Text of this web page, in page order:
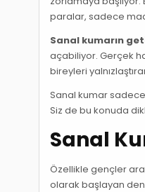
paralar, sadece
Sanal kumarın
açabiliyor. Gerçek
bireyleri
Sanal kumar
Siz de bu konuda
Sanal
Özellikle gençler
olarak başlayan